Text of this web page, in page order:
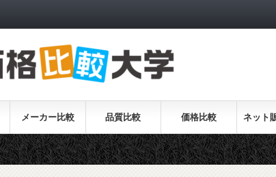
メーカー比較 品質比較 価格比較 ネット